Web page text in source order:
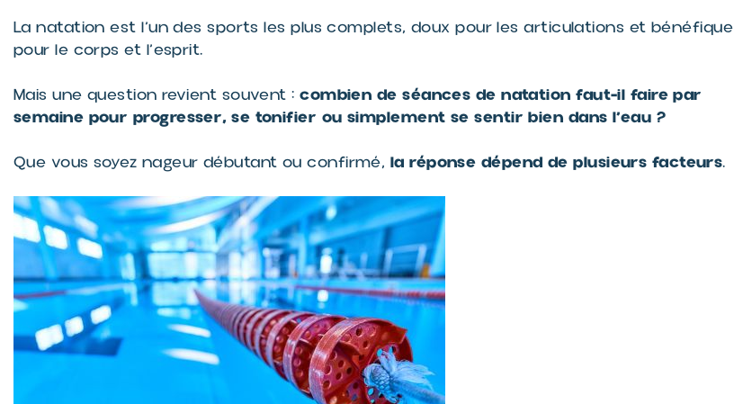
La natation est l’un des sports les plus complets, doux pour les articulations et bénéfique
pour le corps et l’esprit.
Mais une question revient souvent :combien de séances de natation faut-il faire par
semaine pour progresser, se tonifier ou simplement se sentir bien dans l’eau ?
Que vous soyez nageur débutant ou confirmé, la réponse dépend de plusieurs facteurs.
AQUATIQUE DES
BERTISETTES
Le CAB - Centre aquatique
des Bertisettes est situé à
Viroflay dans le département
détails